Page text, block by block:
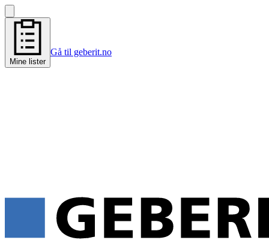
Mine lister
Gå til geberit.no